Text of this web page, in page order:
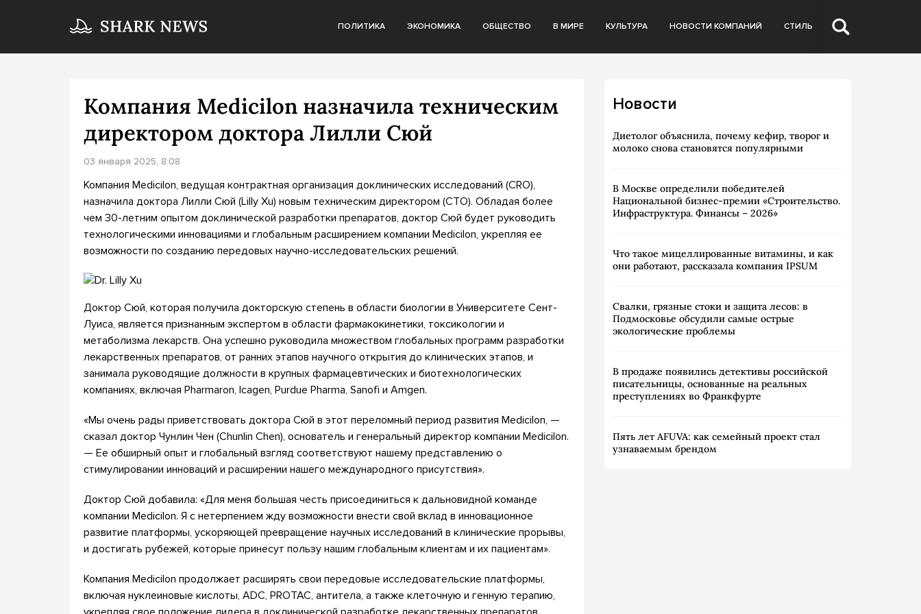
ПОЛИТИКА ЭКОНОМИКА ОБЩЕСТВО В МИРЕ КУЛЬТУРА НОВОСТИ КОМПАНИЙ СТИЛЬ
Компания Medicilon назначила техническим
директором доктора Лилли Сюй
03 января 2025, 8:08
Компания Medicilon, ведущая контрактная организация доклинических исследований (CRO),
назначила доктора Лилли Сюй (Lilly Xu) новым техническим директором (CTO). Обладая более
чем 30-летним опытом доклинической разработки препаратов, доктор Сюй будет руководить
технологическими инновациями и глобальным расширением компании Medicilon, укрепляя ее
возможности по созданию передовых научно-исследовательских решений.
Доктор Сюй, которая получила докторскую степень в области биологии в Университете Сент-
Луиса, является признанным экспертом в области фармакокинетики, токсикологии и
метаболизма лекарств. Она успешно руководила множеством глобальных программ разработки
лекарственных препаратов, от ранних этапов научного открытия до клинических этапов, и
занимала руководящие должности в крупных фармацевтических и биотехнологических
компаниях, включая Pharmaron, Icagen, Purdue Pharma, Sanofi и Amgen.
«Мы очень рады приветствовать доктора Сюй в этот переломный период развития Medicilon, —
сказал доктор Чунлин Чен (Chunlin Chen), основатель и генеральный директор компании Medicilon.
— Ее обширный опыт и глобальный взгляд соответствуют нашему представлению о
стимулировании инноваций и расширении нашего международного присутствия».
Доктор Сюй добавила: «Для меня большая честь присоединиться к дальновидной команде
компании Medicilon. Я с нетерпением жду возможности внести свой вклад в инновационное
развитие платформы, ускоряющей превращение научных исследований в клинические прорывы,
и достигать рубежей, которые принесут пользу нашим глобальным клиентам и их пациентам».
Компания Medicilon продолжает расширять свои передовые исследовательские платформы,
включая нуклеиновые кислоты, ADC, PROTAC, антитела, а также клеточную и генную терапию,
Новости
Диетолог объяснила, почему кефир, творог и
молоко снова становятся популярными
В Москве определили победителей
Национальной бизнес-премии «Строительство.
Инфраструктура. Финансы – 2026»
Что такое мицеллированные витамины, и как
они работают, рассказала компания IPSUM
Свалки, грязные стоки и защита лесов: в
Подмосковье обсудили самые острые
экологические проблемы
В продаже появились детективы российской
писательницы, основанные на реальных
преступлениях во Франкфурте
Пять лет AFUVA: как семейный проект стал
узнаваемым брендом